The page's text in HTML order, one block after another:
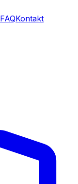
FAQKontakt